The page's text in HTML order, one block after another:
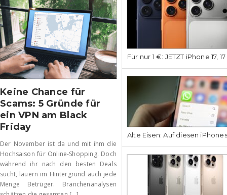
Keine Chance für
Scams: 5 Gründe für
ein VPN am Black
Friday
Der November ist da und mit ihm die
Hochsaison für Online-Shopping. Doch
während ihr nach den besten Deals
sucht, lauern im Hintergrund auch jede
Menge Betrüger. Branchenanalysen
Für nur 1 €: JETZT iPhone 17,
Alte Eisen: Auf diesen